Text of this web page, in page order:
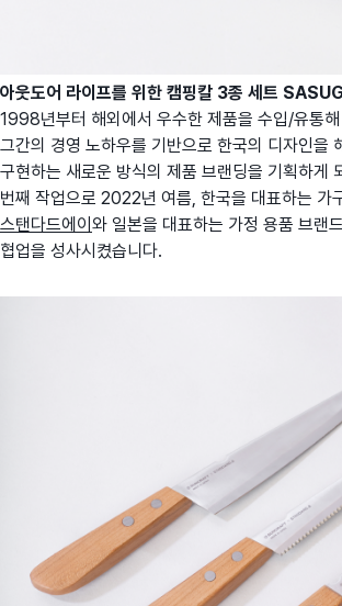
아웃도어 라이프를 위한 캠핑칼 3종 세트
1998년부터 해외에서 우수한 제품을 수입/유통
그간의 경영 노하우를 기반으로 한국의 디자인을
구현하는 새로운 방식의 제품 브랜딩을 기획하게
번째 작업으로 2022년 여름, 한국을 대표하는 가
스탠다드에이 와 일본을 대표하는 가정 용품 브랜드
협업을 성사시켰습니다.